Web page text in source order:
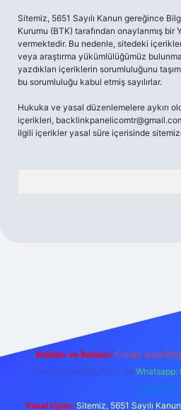
Sitemiz, 5651 Sayılı Kanun gereğince
Kurumu (BTK) tarafından onaylanmış bir
vermektedir. Bu nedenle, sitedeki
veya araştırma yükümlülüğümüz
yazdıkları içeriklerin sorumluluğunu
bu sorumluluğu kabul etmiş sayılırlar.
Hukuka ve yasal düzenlemelere aykırı
içerikleri,
ilgili içerikler yasal süre içerisinde
Reklam ve İletişim: E-mail:
forumhizmeti@gmail.com Whatsapp:
@karabul
Yasal Uyarı: Sitemiz, 5651 Sayılı